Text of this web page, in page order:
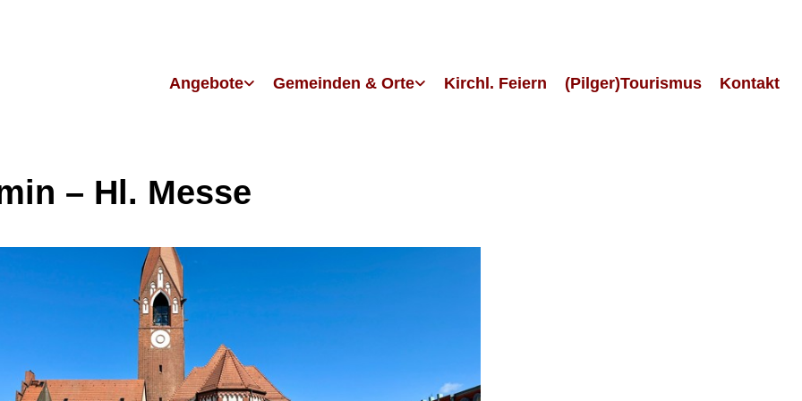
Angebote Gemeinden & Orte Kirchl. Feiern (Pilger)Tourismus Kontakt
– Hl. Messe